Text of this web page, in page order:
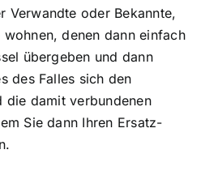
Verwandte oder Bekannte,
denen dann einfach
übergeben und dann
des Falles sich den
die damit verbundenen
Sie dann Ihren Ersatz-